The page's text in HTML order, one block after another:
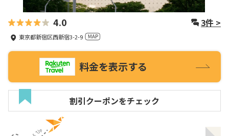
4.0 3件 >
東京都新宿区西新宿3-2-9
料金を表示する
割引クーポンをチェック